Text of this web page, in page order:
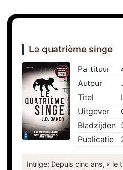
Le quatrième singe
Partituur
Auteur
Titel
Uitgever
Bladzijden
Publicatie
Intrige: Depuis cinq ans, « le